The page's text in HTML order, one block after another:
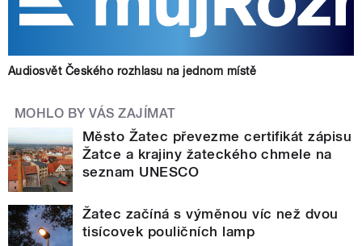
Audiosvět Českého rozhlasu na jednom místě
MOHLO BY VÁS ZAJÍMAT
Město Žatec převezme certifikát zápisu
Žatce a krajiny žateckého chmele na
seznam UNESCO
Žatec začíná s výměnou víc než dvou
tisícovek pouličních lamp